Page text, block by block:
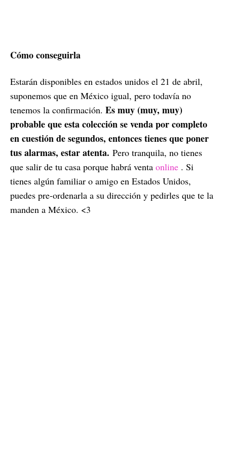
Cómo conseguirla
Estarán disponibles en estados unidos el 21 de abril,
suponemos que en México igual, pero todavía no
tenemos la confirmación. Es muy (muy, muy)
probable que esta colección se venda por completo
en cuestión de segundos, entonces tienes que poner
tus alarmas, estar atenta. Pero tranquila, no tienes
que salir de tu casa porque habrá venta online . Si
tienes algún familiar o amigo en Estados Unidos,
puedes pre-ordenarla a su dirección y pedirles que te la
manden a México. <3